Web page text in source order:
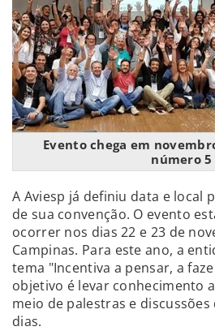
Evento chega em
número 5
A Aviesp já definiu data e local
de sua convenção. O evento
ocorrer nos dias 22 e 23 de
Campinas. Para este ano, a
tema "Incentiva a pensar, a
objetivo é levar conhecimento
meio de palestras e
dias.